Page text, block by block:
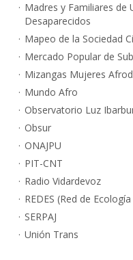
Madres y Familiares de
Desaparecidos
Mapeo de la Sociedad
Mercado Popular de
Mizangas Mujeres
Mundo Afro
Observatorio Luz
Obsur
ONAJPU
PIT-CNT
Radio Vidardevoz
REDES (Red de
SERPAJ
Unión Trans